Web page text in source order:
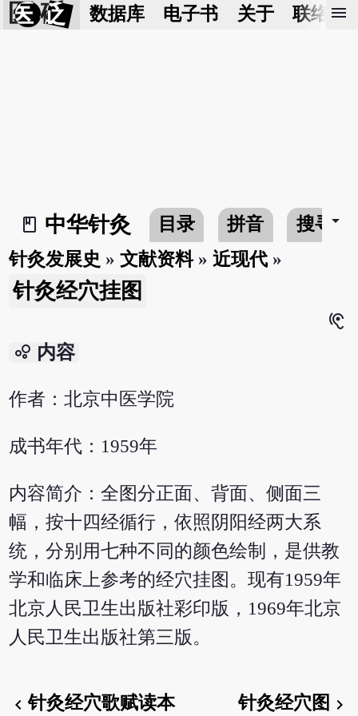
医 砭 数据库 电子书 关于 联络我
menu
book_2
中华针灸 目录 拼音 搜寻arrow_drop_down
针灸发展史 »文献资料»近现代 »
针灸经穴挂图
hearing
bubble_chart 内容
作者：北京中医学院
成书年代：1959年
内容简介：全图分正面、背面、侧面三
幅，按十四经循行，依照阴阳经两大系
统，分别用七种不同的颜色绘制，是供教
学和临床上参考的经穴挂图。现有1959年
北京人民卫生出版社彩印版，1969年北京
人民卫生出版社第三版。
chevron_left针灸经穴歌赋读本 针灸经穴图 chevron_right